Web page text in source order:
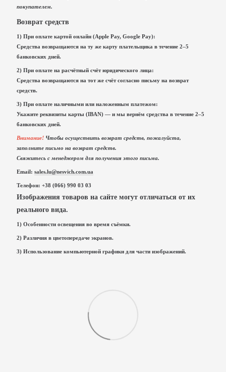
покупателем.
Возврат средств
1) При оплате картой онлайн (Apple Pay, Google Pay):
Средства возвращаются на ту же карту плательщика в течение 2–5
банковских дней.
2) При оплате на расчётный счёт юридического лица:
Средства возвращаются на тот же счёт согласно письму на возврат
средств.
3) При оплате наличными или наложенным платежом:
Укажите реквизиты карты (IBAN) — и мы вернём средства в течение 2–5
банковских дней.
Внимание! Чтобы осуществить возврат средств, пожалуйста,
заполните письмо на возврат средств.
Свяжитесь с менеджером для получения этого письма.
Email: sales.lu@nesvich.com.ua
Телефон: +38 (066) 990 03 03
Изображения товаров на сайте могут отличаться от их
реального вида.
1) Особенности освещения во время съёмки.
2) Различия в цветопередаче экранов.
3) Использование компьютерной графики для части изображений.